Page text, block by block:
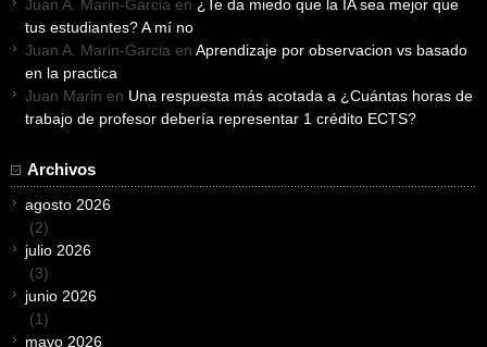
Juan A. Marin-Garcia en ¿Te da miedo que la IA sea mejor que
tus estudiantes? A mí no
Juan A. Marin-Garcia en Aprendizaje por observacion vs basado
en la practica
Juan Marin en Una respuesta más acotada a ¿Cuántas horas de
trabajo de profesor debería representar 1 crédito ECTS?
Archivos
agosto 2026
(2)
julio 2026
(3)
junio 2026
(1)
mayo 2026